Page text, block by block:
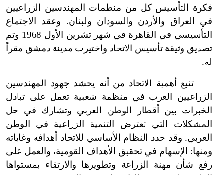
فكرة التأسيس كل من منظمات المهندسين الزراعيين
في العراق والأردن والسودان ولبنان. وعقد الاجتماع
التأسيسي في القاهرة في شهر تشرين الأول 1968 وتم
تصديق وثيقة تأسيس الاتحاد واختيرت مدينة دمشق مقراً
له.
تنبع أهمية الاتحاد من أنه يحشد جهود المهندسين
الزراعيين العرب في منظمة شعبية تعمل على تبادل
الخبرات بين أقطار الوطن العربي وتشارك في حل
المشكلات التي تعترض التنمية الزراعية في الوطن
العربي. وقد حدد النظام الأساسي للاتحاد أهدافه وغاياته
ومنها: الإسهام في تحقيق الأهداف القومية، والعمل على
رفع شأن مهنة الزراعة وتطويرها والارتقاء بمستواها